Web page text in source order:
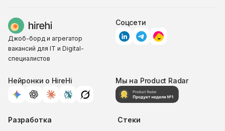
Джоб-борд и агрегатор
вакансий для IT и Digital-
специалистов
Соцсети
Нейронки о HireHi Мы на Product Radar
Разработка Стеки